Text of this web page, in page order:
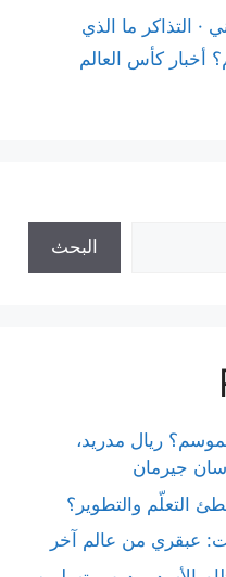
· التذاكر ما الذي
أخبار كأس العالم
البحث
ريال مدريد،
سان جيرمان
التعلّم والتطوير؟
عبقري من عالم آخر